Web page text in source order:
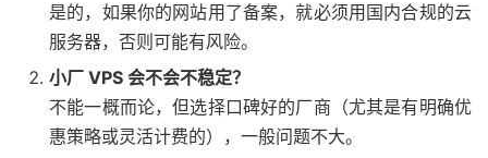
是的，如果你的网站用了备案，就必须用国内合规的云
服务器，否则可能有风险。
小厂 VPS 会不会不稳定？
不能一概而论，但选择口碑好的厂商（尤其是有明确优
惠策略或灵活计费的），一般问题不大。